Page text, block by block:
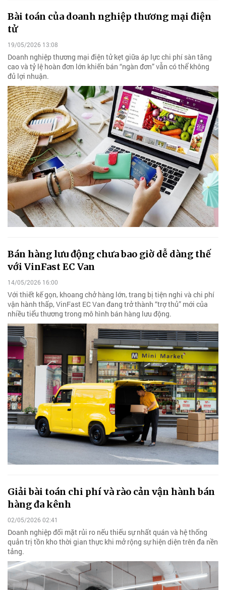
Bài toán của doanh nghiệp thương mại điện
tử
19/05/2026 13:08
Doanh nghiệp thương mại điện tử kẹt giữa áp lực chi phí sàn tăng
cao và tỷ lệ hoàn đơn lớn khiến bán “ngàn đơn” vẫn có thể không
đủ lợi nhuận.
Bán hàng lưu động chưa bao giờ dễ dàng thế
với VinFast EC Van
14/05/2026 16:00
Với thiết kế gọn, khoang chở hàng lớn, trang bị tiện nghi và chi phí
vận hành thấp, VinFast EC Van đang trở thành “trợ thủ” mới của
nhiều tiểu thương trong mô hình bán hàng lưu động.
Giải bài toán chi phí và rào cản vận hành bán
hàng đa kênh
02/05/2026 02:41
Doanh nghiệp đối mặt rủi ro nếu thiếu sự nhất quán và hệ thống
quản trị tồn kho thời gian thực khi mở rộng sự hiện diện trên đa nền
tảng.